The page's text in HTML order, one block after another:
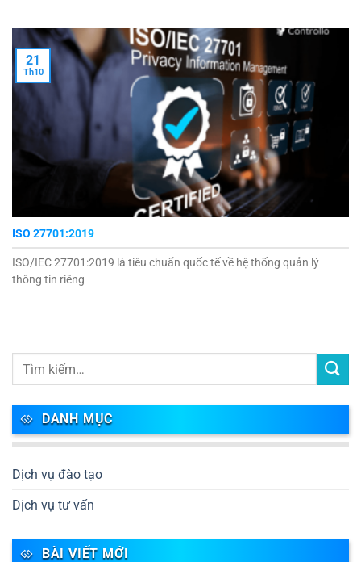
ISO 27701:2019
ISO/IEC 27701:2019 là tiêu chuẩn quốc tế về hệ thống quản lý
thông tin riêng
21
Th10
DANH MỤC
Dịch vụ đào tạo
Dịch vụ tư vấn
BÀI VIẾT MỚI